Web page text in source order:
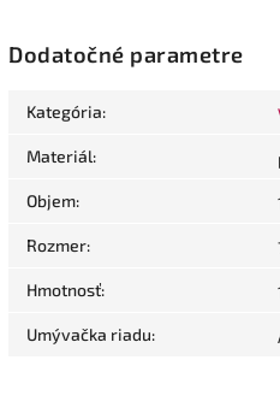
Dodatočné parametre
Kategória:
Materiál:
Objem:
Rozmer:
Hmotnosť:
Umývačka riadu: